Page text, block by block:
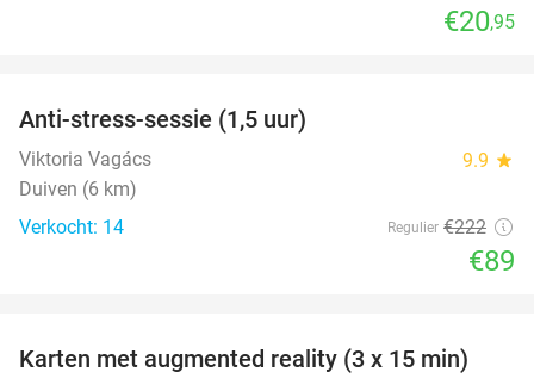
€20,95
Anti-stress-sessie (1,5 uur)
Viktoria Vagács 9.9 star
Duiven (6 km)
Verkocht: 14
Regulier €222
€89
35%
Karten met augmented reality (3 x 15 min)